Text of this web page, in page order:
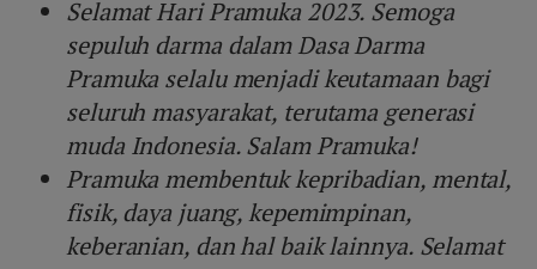
Selamat Hari Pramuka 2023. Semoga
sepuluh darma dalam Dasa Darma
Pramuka selalu menjadi keutamaan bagi
seluruh masyarakat, terutama generasi
muda Indonesia. Salam Pramuka!
Pramuka membentuk kepribadian, mental,
fisik, daya juang, kepemimpinan,
keberanian, dan hal baik lainnya. Selamat